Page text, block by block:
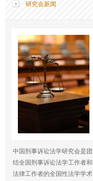
研究会新闻
中国刑事诉讼法学研究会是团
结全国刑事诉讼法学工作者和
法律工作者的全国性法学学术